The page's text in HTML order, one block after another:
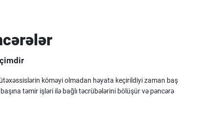
köməyi olmadan həyata keçirildiyi zaman baş
təmir işləri ilə bağlı təcrübələrini bölüşür və pəncərə